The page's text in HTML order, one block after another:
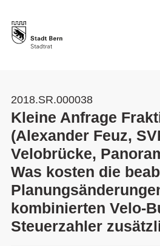
2018.SR.000038
Kleine Anfrage
(Alexander Feuz,
Velobrücke,
Was kosten die
kombinierten Velo-
Steuerzahler